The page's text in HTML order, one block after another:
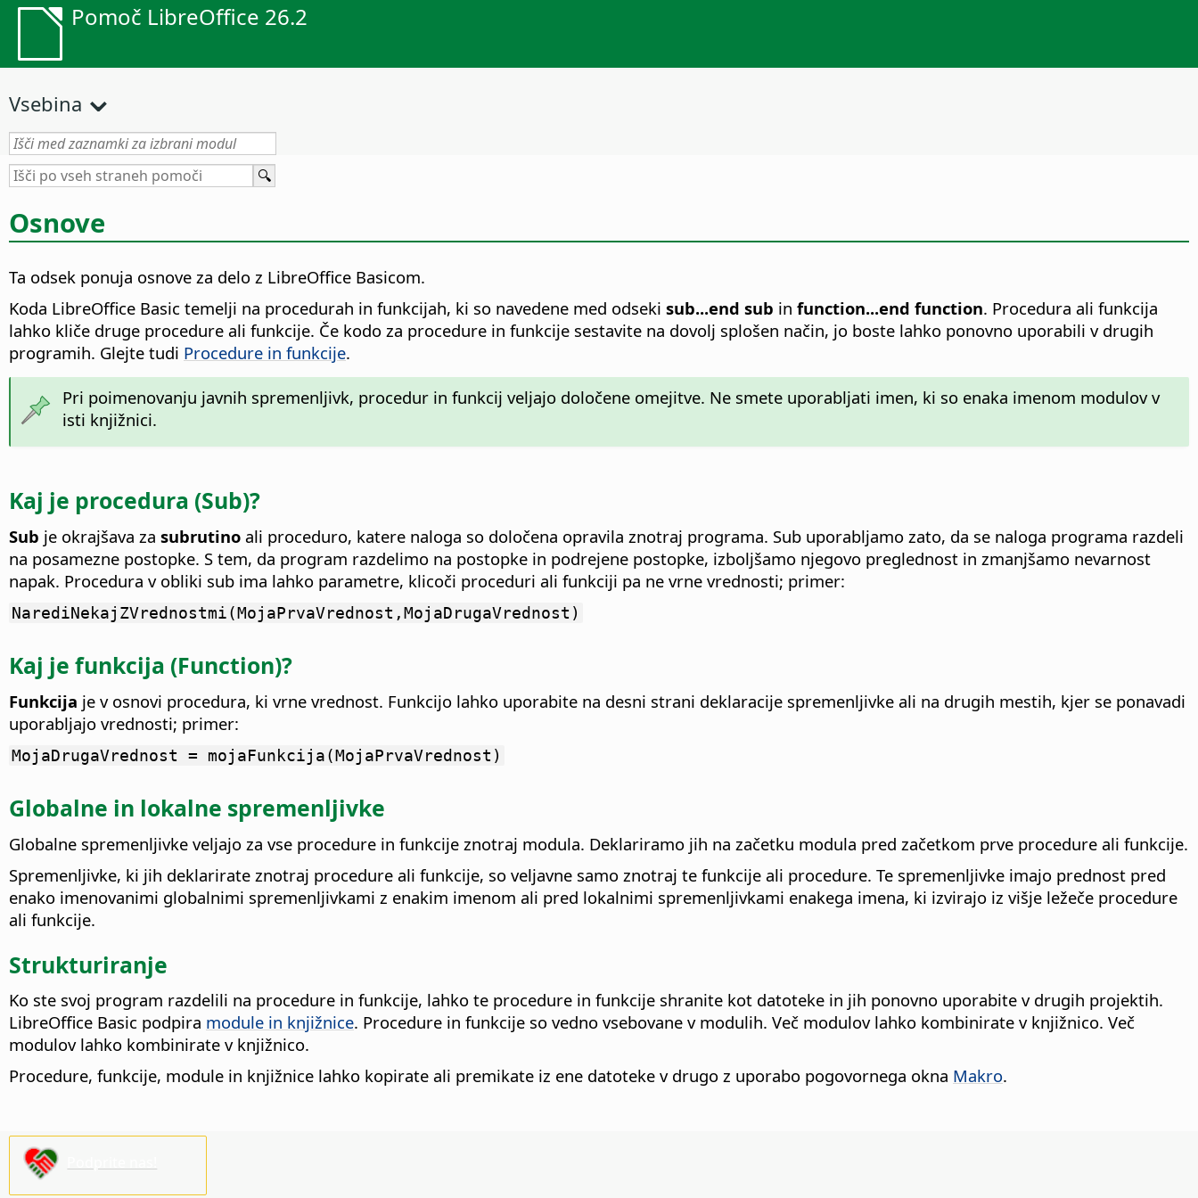
Pomoč LibreOffice 26.2
Vsebina
Osnove
Ta odsek ponuja osnove za delo z LibreOffice Basicom.
Koda LibreOffice Basic temelji na procedurah in funkcijah, ki so navedene med odseki sub...end sub in function...end function. Procedura ali funkcija
lahko kliče druge procedure ali funkcije. Če kodo za procedure in funkcije sestavite na dovolj splošen način, jo boste lahko ponovno uporabili v drugih
programih. Glejte tudi Procedure in funkcije.
Pri poimenovanju javnih spremenljivk, procedur in funkcij veljajo določene omejitve. Ne smete uporabljati imen, ki so enaka imenom modulov v
isti knjižnici.
Kaj je procedura (Sub)?
Sub je okrajšava za subrutino ali proceduro, katere naloga so določena opravila znotraj programa. Sub uporabljamo zato, da se naloga programa razdeli
na posamezne postopke. S tem, da program razdelimo na postopke in podrejene postopke, izboljšamo njegovo preglednost in zmanjšamo nevarnost
napak. Procedura v obliki sub ima lahko parametre, klicoči proceduri ali funkciji pa ne vrne vrednosti; primer:
NarediNekajZVrednostmi(MojaPrvaVrednost,MojaDrugaVrednost)
Kaj je funkcija (Function)?
Funkcija je v osnovi procedura, ki vrne vrednost. Funkcijo lahko uporabite na desni strani deklaracije spremenljivke ali na drugih mestih, kjer se ponavadi
uporabljajo vrednosti; primer:
MojaDrugaVrednost = mojaFunkcija(MojaPrvaVrednost)
Globalne in lokalne spremenljivke
Globalne spremenljivke veljajo za vse procedure in funkcije znotraj modula. Deklariramo jih na začetku modula pred začetkom prve procedure ali funkcije.
Spremenljivke, ki jih deklarirate znotraj procedure ali funkcije, so veljavne samo znotraj te funkcije ali procedure. Te spremenljivke imajo prednost pred
enako imenovanimi globalnimi spremenljivkami z enakim imenom ali pred lokalnimi spremenljivkami enakega imena, ki izvirajo iz višje ležeče procedure
ali funkcije.
Strukturiranje
Ko ste svoj program razdelili na procedure in funkcije, lahko te procedure in funkcije shranite kot datoteke in jih ponovno uporabite v drugih projektih.
LibreOffice Basic podpira module in knjižnice. Procedure in funkcije so vedno vsebovane v modulih. Več modulov lahko kombinirate v knjižnico. Več
modulov lahko kombinirate v knjižnico.
Procedure, funkcije, module in knjižnice lahko kopirate ali premikate iz ene datoteke v drugo z uporabo pogovornega okna Makro.